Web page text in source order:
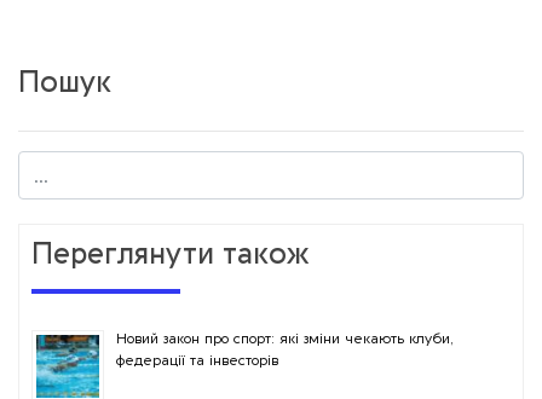
Пошук
Переглянути також
Новий закон про спорт: які зміни чекають клуби,
федерації та інвесторів